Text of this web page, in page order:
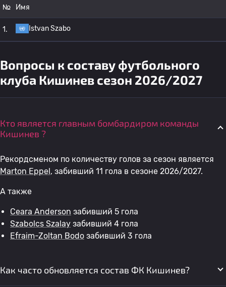
№ Имя
1. Istvan Szabo
Вопросы к составу футбольного
клуба Кишинев сезон 2026/2027
Кто является главным бомбардиром команды
Кишинев ?
Рекордсменом по количеству голов за сезон является
Marton Eppel, забивший 11 гола в сезоне 2026/2027.
А также
Ceara Anderson забивший 5 гола
Szabolcs Szalay забивший 4 гола
Efraim-Zoltan Bodo забивший 3 гола
Как часто обновляется состав ФК Кишинев?